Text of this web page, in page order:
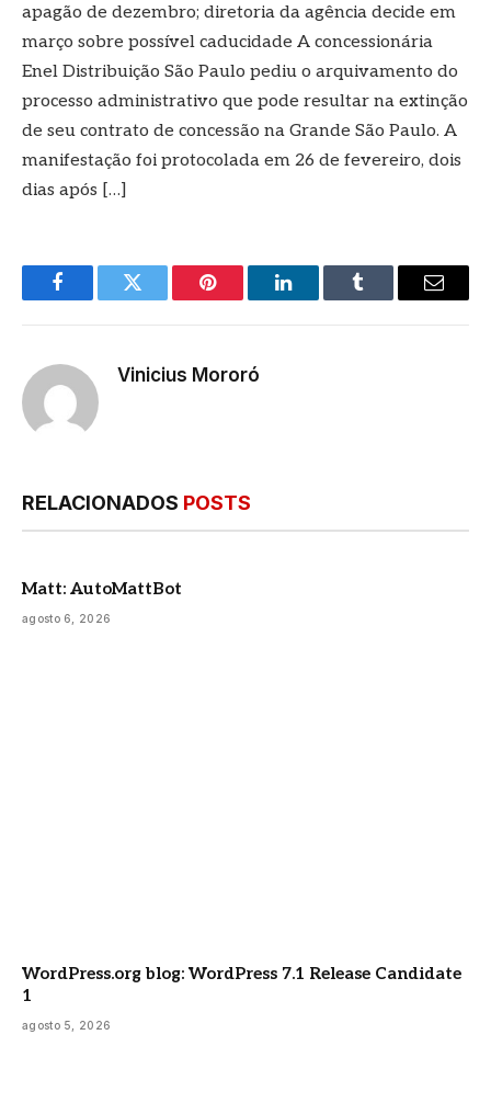
apagão de dezembro; diretoria da agência decide em
março sobre possível caducidade A concessionária
Enel Distribuição São Paulo pediu o arquivamento do
processo administrativo que pode resultar na extinção
de seu contrato de concessão na Grande São Paulo. A
manifestação foi protocolada em 26 de fevereiro, dois
dias após […]
FacebookTwitter Pinterest LinkedInTumblr
E-
Vinicius Mororó
RELACIONADOS POSTS
Matt: AutoMattBot
agosto 6, 2026
WordPress.org blog: WordPress 7.1 Release Candidate
1
agosto 5, 2026